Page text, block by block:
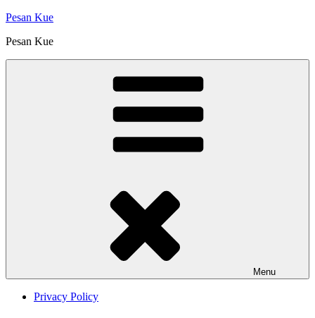
Skip
content
Pesan Kue
Pesan Kue
Menu
Privacy Policy